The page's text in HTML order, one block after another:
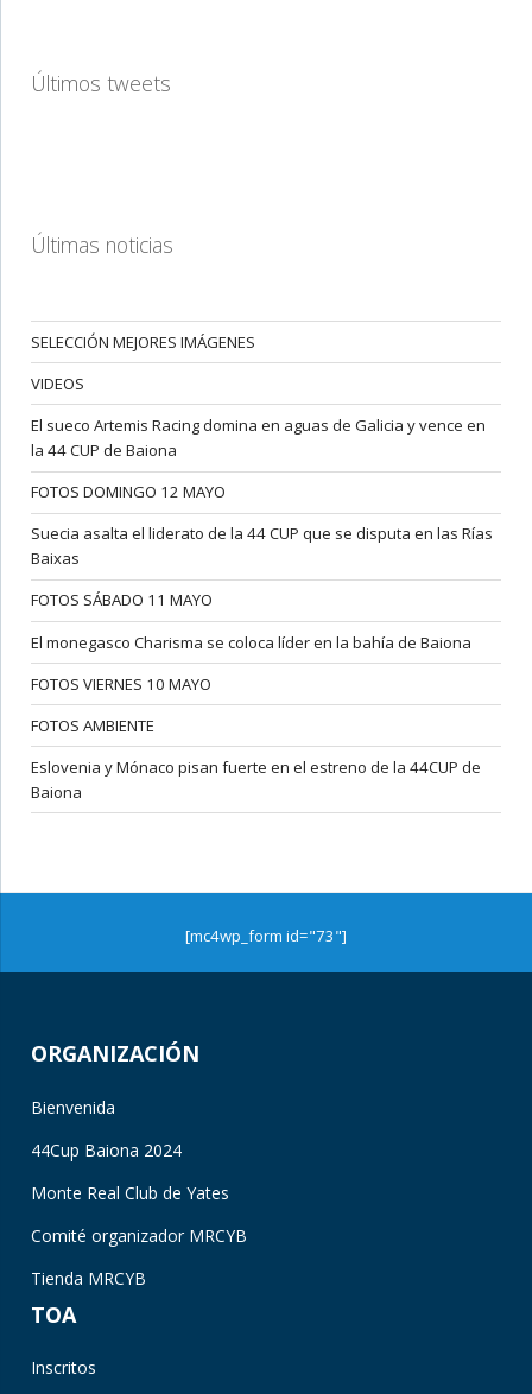
Últimos tweets
Últimas noticias
SELECCIÓN MEJORES IMÁGENES
VIDEOS
El sueco Artemis Racing domina en aguas de Galicia y vence en
la 44 CUP de Baiona
FOTOS DOMINGO 12 MAYO
Suecia asalta el liderato de la 44 CUP que se disputa en las Rías
Baixas
FOTOS SÁBADO 11 MAYO
El monegasco Charisma se coloca líder en la bahía de Baiona
FOTOS VIERNES 10 MAYO
FOTOS AMBIENTE
Eslovenia y Mónaco pisan fuerte en el estreno de la 44CUP de
Baiona
[mc4wp_form id="73"]
ORGANIZACIÓN
Bienvenida
44Cup Baiona 2024
Monte Real Club de Yates
Comité organizador MRCYB
Tienda MRCYB
TOA
Inscritos